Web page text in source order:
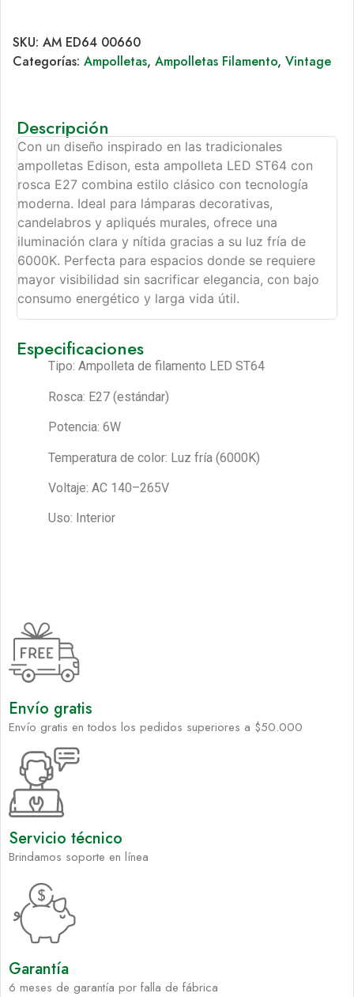
SKU: AM ED64 00660
Categorías: Ampolletas, Ampolletas Filamento, Vintage
Descripción
Con un diseño inspirado en las tradicionales
ampolletas Edison, esta ampolleta LED ST64 con
rosca E27 combina estilo clásico con tecnología
moderna. Ideal para lámparas decorativas,
candelabros y apliqués murales, ofrece una
iluminación clara y nítida gracias a su luz fría de
6000K. Perfecta para espacios donde se requiere
mayor visibilidad sin sacrificar elegancia, con bajo
consumo energético y larga vida útil.
Especificaciones
Tipo: Ampolleta de filamento LED ST64
Rosca: E27 (estándar)
Potencia: 6W
Temperatura de color: Luz fría (6000K)
Voltaje: AC 140–265V
Uso: Interior
Envío gratis
Envío gratis en todos los pedidos superiores a $50.000
Servicio técnico
Brindamos soporte en línea
Garantía
6 meses de garantía por falla de fábrica